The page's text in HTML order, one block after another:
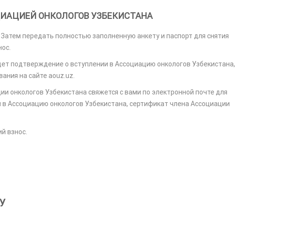
ОНКОЛОГОВ УЗБЕКИСТАНА
передать полностью заполненную анкету и паспорт для снятия
подтверждение о вступлении в Ассоциацию онкологов Узбекистана,
на сайте aouz.uz.
онкологов Узбекистана свяжется с вами по электронной почте для
онкологов Узбекистана, сертификат члена Ассоциации
взнос.